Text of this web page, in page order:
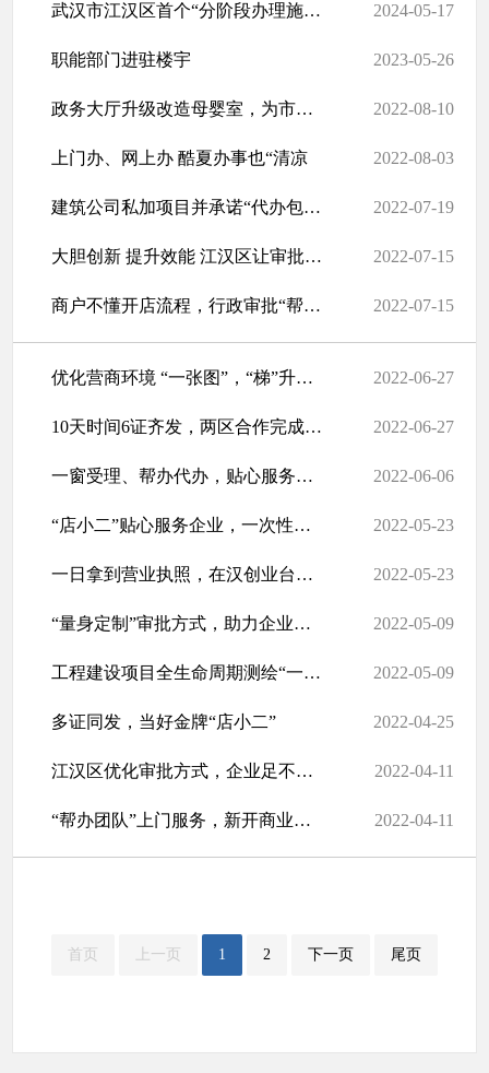
武汉市江汉区首个“分阶段办理施工许可证”项目实施 2024-05-17
职能部门进驻楼宇 2023-05-26
政务大厅升级改造母婴室，为市民提供温馨办事环境 2022-08-10
上门办、网上办 酷夏办事也“清凉 2022-08-03
建筑公司私加项目并承诺“代办包过”，行政审批局为企业省钱“避坑” 2022-07-19
大胆创新 提升效能 江汉区让审批工作更有“温度” 2022-07-15
商户不懂开店流程，行政审批“帮办团队”服务上门 2022-07-15
优化营商环境 “一张图”，“梯”升群众幸福感 2022-06-27
10天时间6证齐发，两区合作完成全市首例工程建设项目跨区联办 2022-06-27
一窗受理、帮办代办，贴心服务助推项目建设 2022-06-06
“店小二”贴心服务企业，一次性办理22个户外广告位 2022-05-23
一日拿到营业执照，在汉创业台胞称：圆了创业梦 2022-05-23
“量身定制”审批方式，助力企业竣工验收提速 2022-05-09
工程建设项目全生命周期测绘“一次委托” 武汉首个“多测合 一”窗... 2022-05-09
多证同发，当好金牌“店小二” 2022-04-25
江汉区优化审批方式，企业足不出户在网上完成审批 2022-04-11
“帮办团队”上门服务，新开商业体商户入驻“一件事一套办” 2022-04-11
首页 上一页 1 2 下一页 尾页